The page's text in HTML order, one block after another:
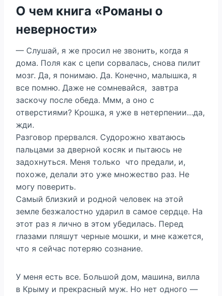
О чем книга «Романы о
неверности»
— Слушай, я же просил не звонить, когда я
дома. Поля как с цепи сорвалась, снова пилит
мозг. Да, я понимаю. Да. Конечно, малышка, я
все помню. Даже не сомневайся, завтра
заскочу после обеда. Ммм, а оно с
отверстиями? Крошка, я уже в нетерпении…да,
жди.
Разговор прервался. Судорожно хватаюсь
пальцами за дверной косяк и пытаюсь не
задохнуться. Меня только что предали, и,
похоже, делали это уже множество раз. Не
могу поверить.
Самый близкий и родной человек на этой
земле безжалостно ударил в самое сердце. На
этот раз я лично в этом убедилась. Перед
глазами пляшут черные мошки, и мне кажется,
что я сейчас потеряю сознание.
У меня есть все. Большой дом, машина, вилла
в Крыму и прекрасный муж. Но нет одного —